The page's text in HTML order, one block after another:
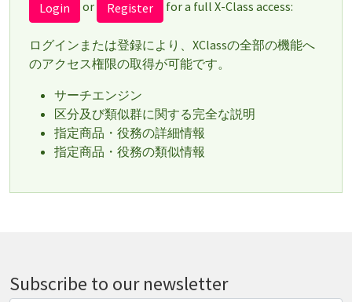
Login or Register for a full X-Class access:
ログインまたは登録により、XClassの全部の機能へ
のアクセス権限の取得が可能です。
サーチエンジン
区分及び類似群に関する完全な説明
指定商品・役務の詳細情報
指定商品・役務の類似情報
Subscribe to our newsletter